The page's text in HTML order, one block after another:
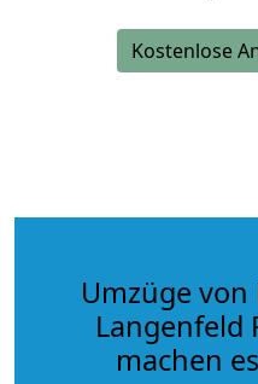
Kostenlose
Umzüge
Langenfeld
machen